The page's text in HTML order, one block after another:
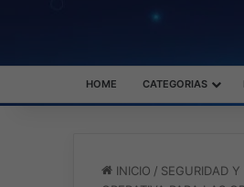
HOME CATEGORIAS
INICIO / SEGURIDAD